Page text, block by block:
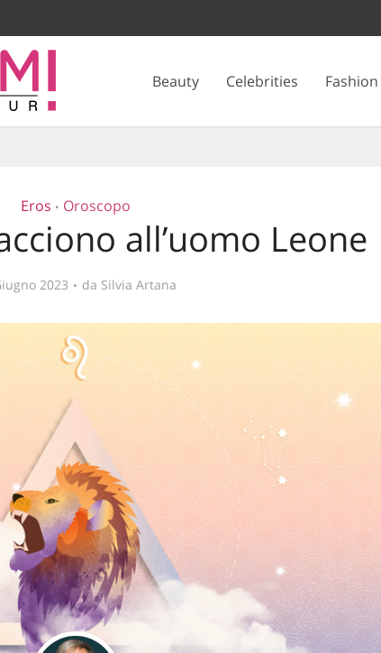
Beauty Celebrities Fashion
Eros • Oroscopo
all’uomo Leone
2023 da Silvia Artana